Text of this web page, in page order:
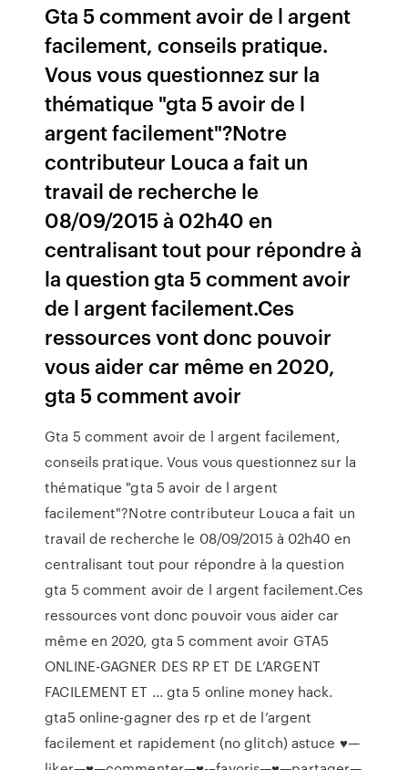
Gta 5 comment avoir de l argent
facilement, conseils pratique.
Vous vous questionnez sur la
thématique "gta 5 avoir de l
argent facilement"?Notre
contributeur Louca a fait un
travail de recherche le
08/09/2015 à 02h40 en
centralisant tout pour répondre à
la question gta 5 comment avoir
de l argent facilement.Ces
ressources vont donc pouvoir
vous aider car même en 2020,
gta 5 comment avoir
Gta 5 comment avoir de l argent facilement,
conseils pratique. Vous vous questionnez sur la
thématique "gta 5 avoir de l argent
facilement"?Notre contributeur Louca a fait un
travail de recherche le 08/09/2015 à 02h40 en
centralisant tout pour répondre à la question
gta 5 comment avoir de l argent facilement.Ces
ressources vont donc pouvoir vous aider car
même en 2020, gta 5 comment avoir GTA5
ONLINE-GAGNER DES RP ET DE L’ARGENT
FACILEMENT ET ... gta 5 online money hack.
gta5 online-gagner des rp et de l’argent
facilement et rapidement (no glitch) astuce ♥—